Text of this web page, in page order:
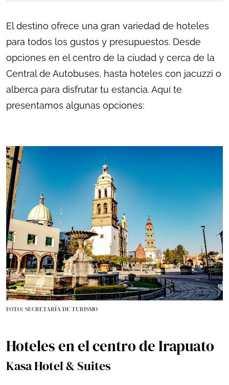
El destino ofrece una gran variedad de hoteles
para todos los gustos y presupuestos. Desde
opciones en el centro de la ciudad y cerca de la
Central de Autobuses, hasta hoteles con jacuzzi o
alberca para disfrutar tu estancia. Aquí te
presentamos algunas opciones:
FOTO: SECRETARÍA DE TURISMO
Hoteles en el centro de Irapuato
Kasa Hotel & Suites